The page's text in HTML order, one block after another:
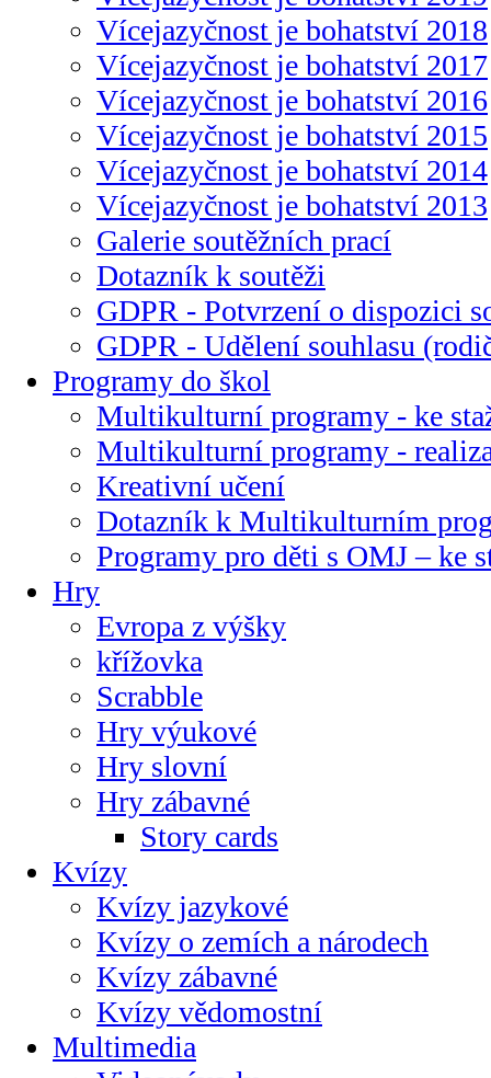
Vícejazyčnost je bohatství 2018
Vícejazyčnost je bohatství 2017
Vícejazyčnost je bohatství 2016
Vícejazyčnost je bohatství 2015
Vícejazyčnost je bohatství 2014
Vícejazyčnost je bohatství 2013
Galerie soutěžních prací
Dotazník k soutěži
GDPR - Potvrzení o dispozici
GDPR - Udělení souhlasu
Programy do škol
Multikulturní programy - ke
Multikulturní programy -
Kreativní učení
Dotazník k Multikulturním
Programy pro děti s OMJ – ke
Hry
Evropa z výšky
křížovka
Scrabble
Hry výukové
Hry slovní
Hry zábavné
Story cards
Kvízy
Kvízy jazykové
Kvízy o zemích a národech
Kvízy zábavné
Kvízy vědomostní
Multimedia